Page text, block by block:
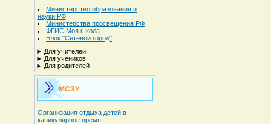
Министерство образования и
науки РФ
Министерства просвещения РФ
ФГИС Моя школа
Блок "Сетевой город"
Для учителей
Для учеников
Для родителей
МСЗУ
Организация отдыха детей в
каникулярное время